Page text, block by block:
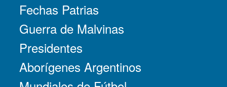
Fechas Patrias
Guerra de Malvinas
Presidentes
Aborígenes Argentinos